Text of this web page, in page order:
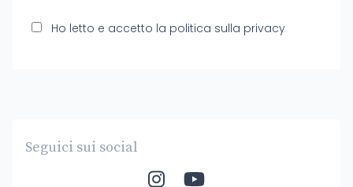
Ho letto e accetto la politica sulla privacy
Seguici sui social